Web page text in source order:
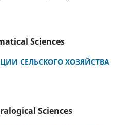
Sciences
СЕЛЬСКОГО ХОЗЯЙСТВА
Sciences